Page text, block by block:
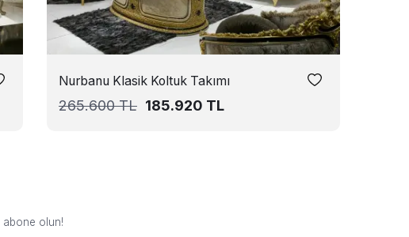
Nurbanu Klasik Koltuk Takımı
265.600TL 185.920 TL
abone olun!